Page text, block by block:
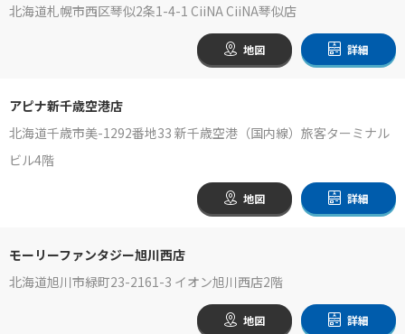
北海道札幌市西区琴似2条1-4-1 CiiNA CiiNA琴似店
地図 詳細
アピナ新千歳空港店
北海道千歳市美-1292番地33 新千歳空港（国内線）旅客ターミナル
ビル4階
地図 詳細
モーリーファンタジー旭川西店
北海道旭川市緑町23-2161-3 イオン旭川西店2階
地図 詳細